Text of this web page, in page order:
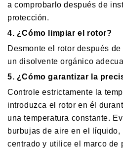
a comprobarlo después de
protección.
4. ¿Cómo limpiar el rotor?
Desmonte el rotor después
un disolvente orgánico
5. ¿Cómo garantizar la
Controle estrictamente la
introduzca el rotor en él
una temperatura constante.
burbujas de aire en el líquido,
centrado y utilice el marco de